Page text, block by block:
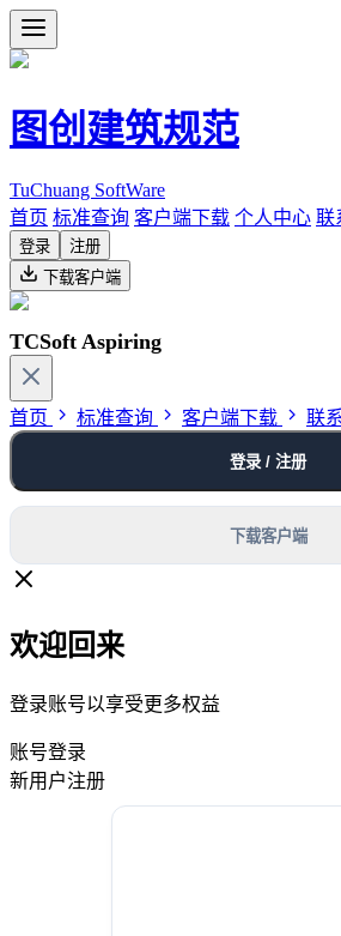
图创建筑规范
TuChuang SoftWare
首页 标准查询 客户端下载 个人中心 联
登录
注册
下载客户端
TCSoft Aspiring
首页 标准查询 客户端下载 联
登录 / 注册
下载客户端
欢迎回来
登录账号以享受更多权益
账号登录
新用户注册